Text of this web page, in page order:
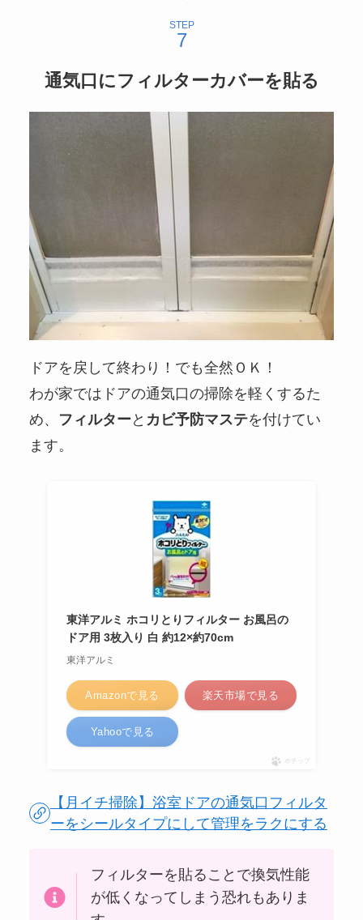
STEP
通気口にフィルターカバーを貼る
ドアを戻して終わり！でも全然ＯＫ！
わが家ではドアの通気口の掃除を軽くするた
め、
フィルター と カビ予防マステを付けてい
ます。
東洋アルミ ホコリとりフィルター お風呂の
ドア用 3枚入り 白 約12×約70cm
東洋アルミ
Amazonで見る 楽天市場で見る
Yahooで見る
ポチップ
【月イチ掃除】浴室ドアの通気口フィルタ
ーをシールタイプにして管理をラクにする
フィルターを貼ることで換気性能
が低くなってしまう恐れもありま